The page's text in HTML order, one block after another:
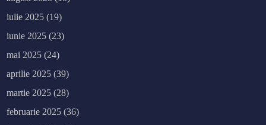
iulie 2025 (19)
iunie 2025 (23)
mai 2025 (24)
aprilie 2025 (39)
martie 2025 (28)
februarie 2025 (36)